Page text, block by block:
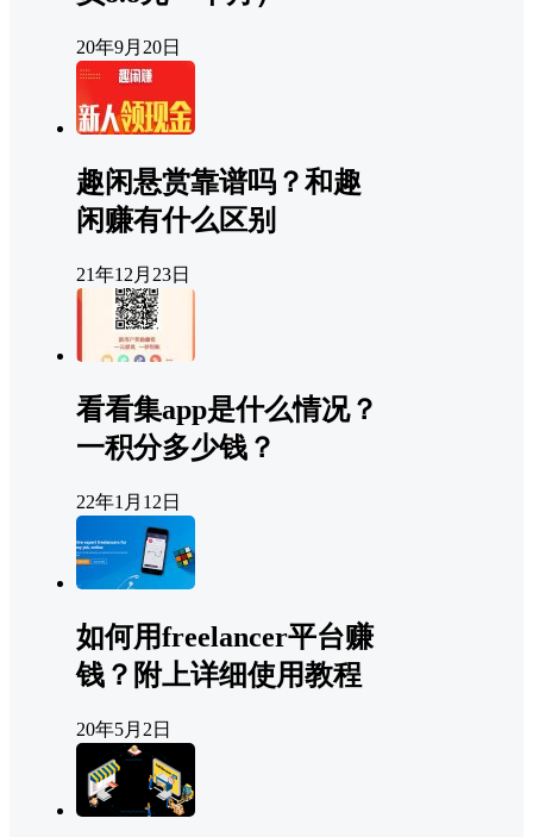
20年9月20日
趣闲悬赏靠谱吗？和趣
闲赚有什么区别
21年12月23日
看看集app是什么情况？
一积分多少钱？
22年1月12日
如何用freelancer平台赚
钱？附上详细使用教程
20年5月2日